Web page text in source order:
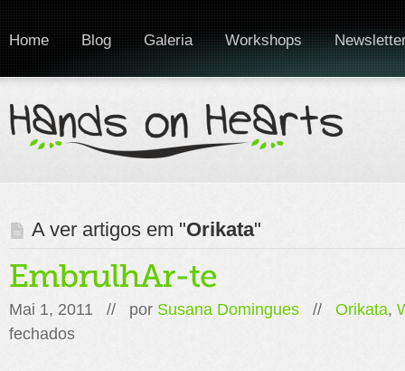
Home Blog Galeria Workshops
A ver artigos em "Orikata"
Mai 1, 2011 // por Susana Domingues // Orikata,
fechados